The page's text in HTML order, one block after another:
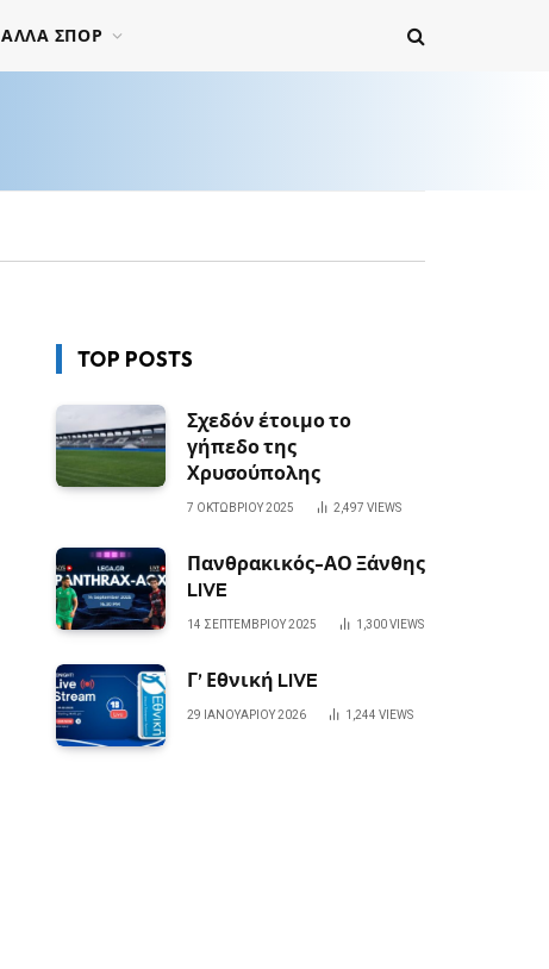
ΑΛΛΑ ΣΠΟΡ
TOP POSTS
Σχεδόν έτοιμο το
γήπεδο της
Χρυσούπολης
7 ΟΚΤΩΒΡΊΟΥ 2025 2,497 VIEWS
Πανθρακικός-ΑΟ Ξάνθης
LIVE
14 ΣΕΠΤΕΜΒΡΊΟΥ 2025 1,300VIEWS
Γ’ Εθνική LIVE
29 ΙΑΝΟΥΑΡΊΟΥ 2026 1,244 VIEWS